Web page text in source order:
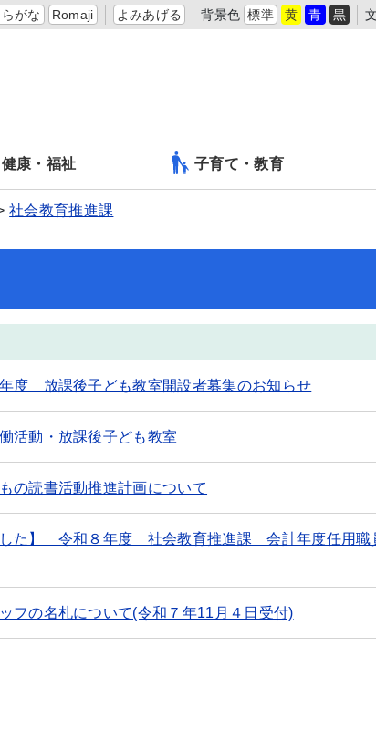
がな Romaji よみあげる 背景色 標準 黄 青 黒
健康・福祉 子育て・教育
社会教育推進課
年度 放課後子ども教室開設者募集のお知らせ
活動・放課後子ども教室
の読書活動推進計画について
した】 令和８年度 社会教育推進課 会計年度任用職
フの名札について(令和７年11月４日受付)